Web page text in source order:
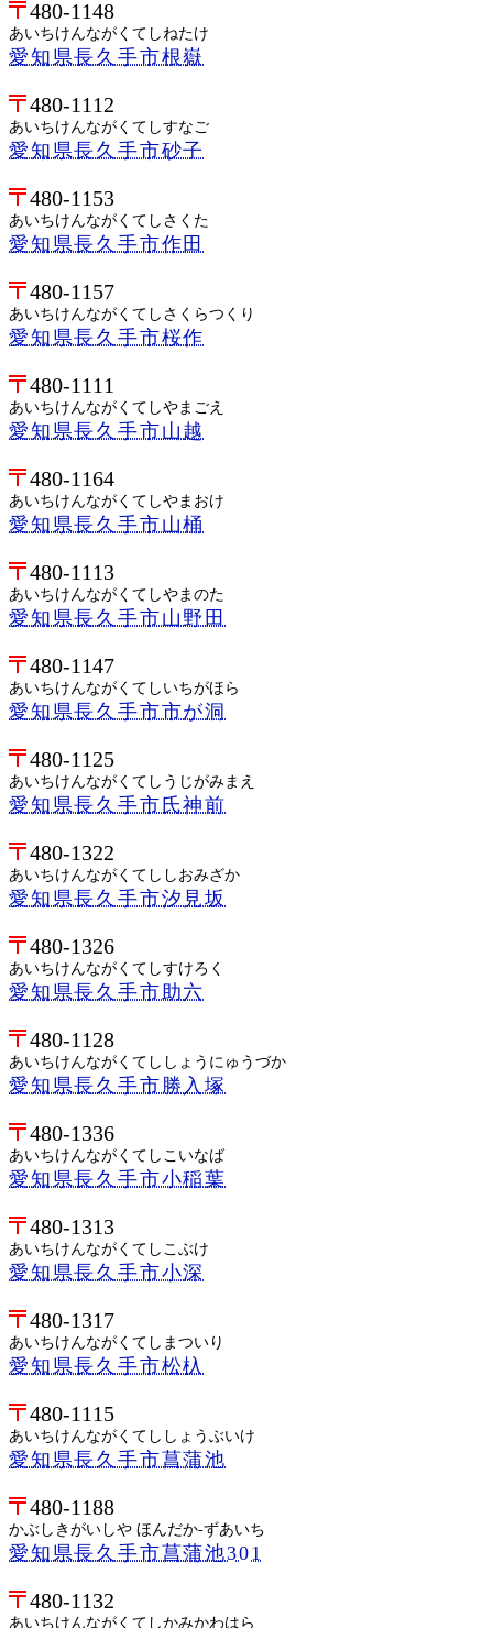
480-1148
あいちけんながくてしねたけ
愛知県長久手市根嶽
480-1112
あいちけんながくてしすなご
愛知県長久手市砂子
480-1153
あいちけんながくてしさくた
愛知県長久手市作田
480-1157
あいちけんながくてしさくらつくり
愛知県長久手市桜作
480-1111
あいちけんながくてしやまごえ
愛知県長久手市山越
480-1164
あいちけんながくてしやまおけ
愛知県長久手市山桶
480-1113
あいちけんながくてしやまのた
愛知県長久手市山野田
480-1147
あいちけんながくてしいちがほら
愛知県長久手市市が洞
480-1125
あいちけんながくてしうじがみまえ
愛知県長久手市氏神前
480-1322
あいちけんながくてししおみざか
愛知県長久手市汐見坂
480-1326
あいちけんながくてしすけろく
愛知県長久手市助六
480-1128
あいちけんながくてししょうにゅうづか
愛知県長久手市勝入塚
480-1336
あいちけんながくてしこいなば
愛知県長久手市小稲葉
480-1313
あいちけんながくてしこぶけ
愛知県長久手市小深
480-1317
あいちけんながくてしまついり
愛知県長久手市松杁
480-1115
あいちけんながくてししょうぶいけ
愛知県長久手市菖蒲池
480-1188
かぶしきがいしや ほんだか-ずあいち
愛知県長久手市菖蒲池301
480-1132
あいちけんながくてしかみかわはら